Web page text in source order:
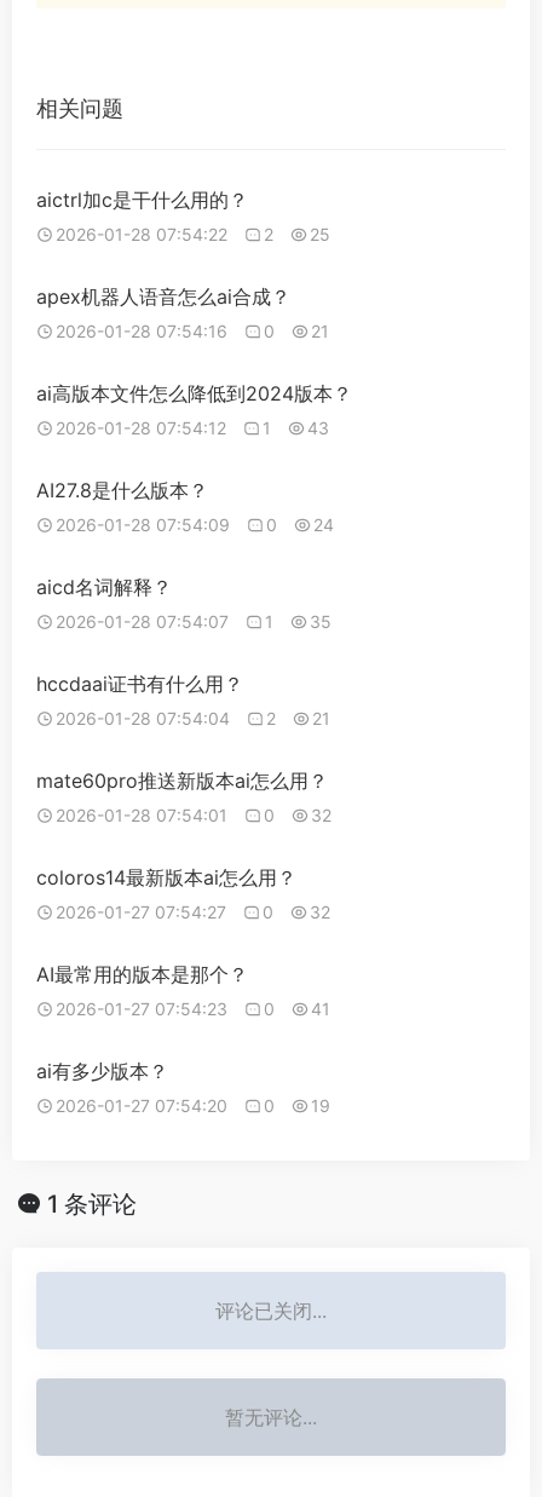
相关问题
aictrl加c是干什么用的？
2026-01-28 07:54:22 2 25
apex机器人语音怎么ai合成？
2026-01-28 07:54:16 0 21
ai高版本文件怎么降低到2024版本？
2026-01-28 07:54:12 1 43
AI27.8是什么版本？
2026-01-28 07:54:09 0 24
aicd名词解释？
2026-01-28 07:54:07 1 35
hccdaai证书有什么用？
2026-01-28 07:54:04 2 21
mate60pro推送新版本ai怎么用？
2026-01-28 07:54:01 0 32
coloros14最新版本ai怎么用？
2026-01-27 07:54:27 0 32
AI最常用的版本是那个？
2026-01-27 07:54:23 0 41
ai有多少版本？
2026-01-27 07:54:20 0 19
1 条评论
评论已关闭...
暂无评论...